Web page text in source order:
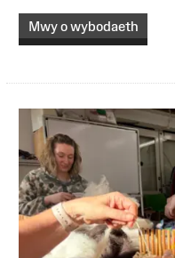
Mwy o wybodaeth